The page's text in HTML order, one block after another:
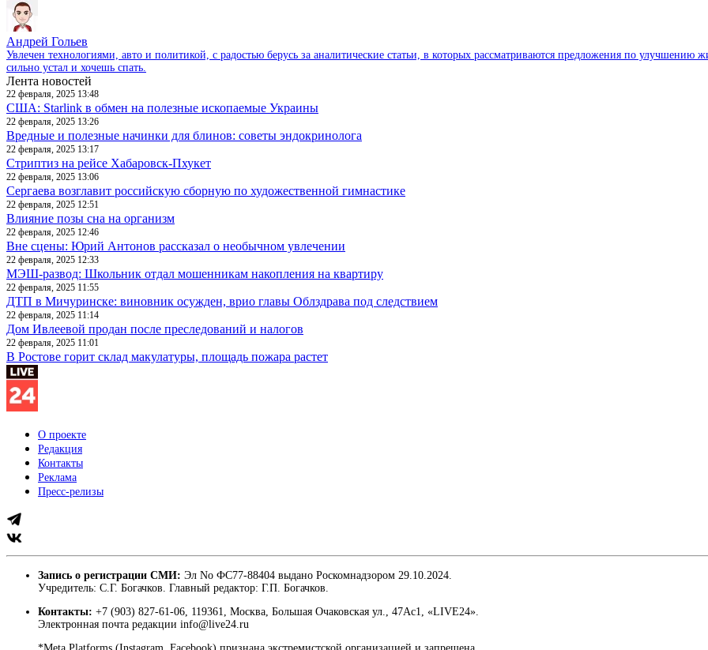
Андрей Гольев
Увлечен технологиями, авто и политикой, с радостью берусь за аналитические статьи, в которых рассматриваются предложения по
сильно устал и хочешь спать.
Лента новостей
22 февраля, 2025 13:48
США: Starlink в обмен на полезные ископаемые Украины
22 февраля, 2025 13:26
Вредные и полезные начинки для блинов: советы эндокринолога
22 февраля, 2025 13:17
Стриптиз на рейсе Хабаровск-Пхукет
22 февраля, 2025 13:06
Сергаева возглавит российскую сборную по художественной гимнастике
22 февраля, 2025 12:51
Влияние позы сна на организм
22 февраля, 2025 12:46
Вне сцены: Юрий Антонов рассказал о необычном увлечении
22 февраля, 2025 12:33
МЭШ-развод: Школьник отдал мошенникам накопления на квартиру
22 февраля, 2025 11:55
ДТП в Мичуринске: виновник осужден, врио главы Облздрава под следствием
22 февраля, 2025 11:14
Дом Ивлеевой продан после преследований и налогов
22 февраля, 2025 11:01
В Ростове горит склад макулатуры, площадь пожара растет
О проекте
Редакция
Контакты
Реклама
Пресс-релизы
Запись о регистрации СМИ: Эл No ФС77-88404 выдано Роскомнадзором 29.10.2024.
Учредитель: С.Г. Богачков. Главный редактор: Г.П. Богачков.
Контакты: +7 (903) 827-61-06, 119361, Москва, Большая Очаковская ул., 47Ас1, «LIVE24».
Электронная почта редакции info@live24.ru